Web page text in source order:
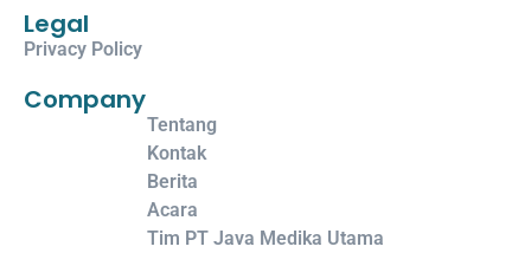
Legal
Privacy Policy
Tentang
Kontak
Berita
Acara
Tim PT Java Medika Utama
Company